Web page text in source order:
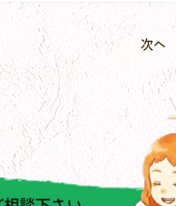
次へ